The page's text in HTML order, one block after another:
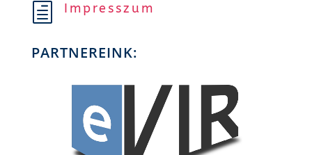
h Impresszum
PARTNEREINK: